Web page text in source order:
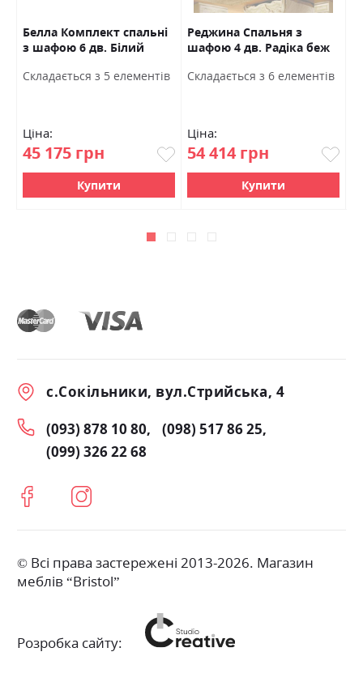
Белла Комплект спальні
з шафою 6 дв. Білий
Cкладається з 5 елементів
Ціна:
45 175 грн
Купити
Реджина Спальня з
шафою 4 дв. Радіка беж
Cкладається з 6 елементів
Ціна:
54 414 грн
Купити
с.Сокільники, вул.Стрийська, 4
(093) 878 10 80
(098) 517 86 25
(099) 326 22 68
© Всі права застережені 2013-2026. Магазин
меблів “Bristol”
Розробка сайту: